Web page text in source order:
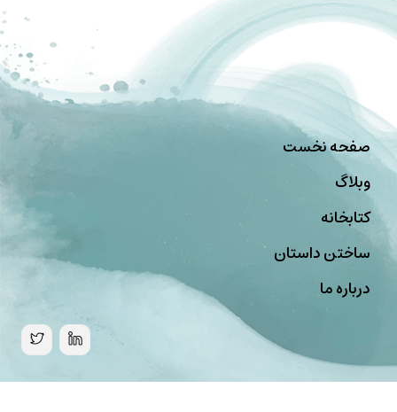
صفحه نخست
وبلاگ
کتابخانه
ساختن داستان
درباره ما